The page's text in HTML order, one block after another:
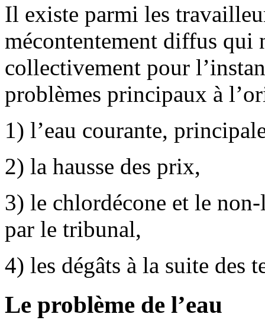
Il existe parmi les
mécontentement diffus qui
collectivement pour
problèmes principaux à
1) l’eau courante,
2) la hausse des prix,
3) le chlordécone et le
par le tribunal,
4) les dégâts à la suite des
Le problème de l’eau